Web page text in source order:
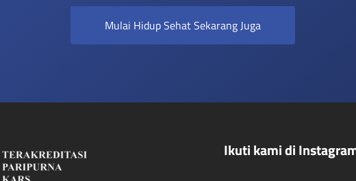
Mulai Hidup Sehat Sekarang Juga
Ikuti kami di